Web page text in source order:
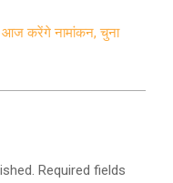
आज करेंगे नामांकन, चुना
Required fields